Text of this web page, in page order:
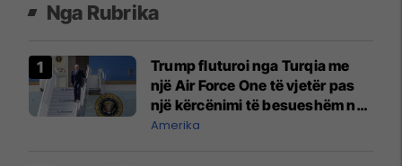
Nga Rubrika
Trump fluturoi nga Turqia me
një Air Force One të vjetër pas
një kërcënimi të besueshëm nga
Irani dhe ‘proksit’ e tij
Amerika